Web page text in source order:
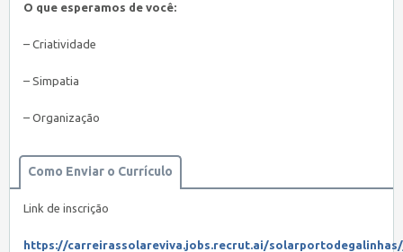
O que esperamos de você:
– Criatividade
– Simpatia
– Organização
Como Enviar o Currículo
Link de inscrição
https://carreirassolareviva.jobs.recrut.ai/solarportodegalinhas/